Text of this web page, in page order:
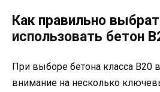
Как правильно
использовать бетон
При выборе бетона класса В20
внимание на несколько